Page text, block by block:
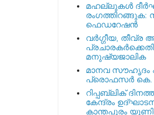
മഹല്ലുകള്‍
രംഗത്തിറങ്ങുക:
ഫെഡറേഷന്‍
വര്‍ഗ്ഗീയ,
മനുഷ്യജാലിക
മാനവ സൗഹൃദം
പ്രൊഫസർ കെ.
റിപ്പബ്ലിക്
കേന്ദ്രം
കാന്തപുരം